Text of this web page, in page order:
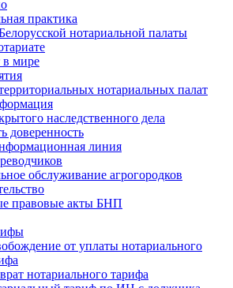
практика
нотариальной палаты
в мире
нотариальных палат
наследственного дела
доверенность
линия
обслуживание агрогородков
правовые акты БНП
от уплаты нотариального
нотариального тарифа